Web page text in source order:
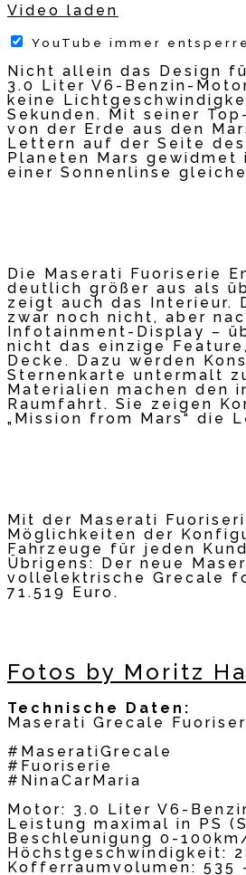
Video laden
YouTube immer
Nicht allein das Design
3.0 Liter V6-Benzin-
keine
Sekunden. Mit seiner
von der Erde aus den
Lettern auf der Seite
Planeten Mars
einer Sonnenlinse
Die Maserati Fuoriserie
deutlich größer aus als
zeigt auch das Interieur.
zwar noch nicht, aber
Infotainment-Display –
nicht das einzige
Decke. Dazu werden
Sternenkarte untermalt
Materialien machen den
Raumfahrt. Sie zeigen
„Mission from Mars“ die
Mit der Maserati
Möglichkeiten der
Fahrzeuge für jeden
Übrigens: Der neue
vollelektrische Grecale
71.519 Euro.
Fotos by Moritz
Technische Daten:
Maserati Grecale
#MaseratiGrecale
#Fuoriserie
#NinaCarMaria
Motor: 3.0 Liter V6-
Leistung maximal in PS
Beschleunigung 0-
Höchstgeschwindigkeit:
Kofferraumvolumen: 535